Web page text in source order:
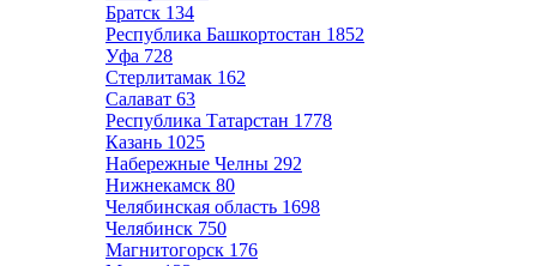
Братск 134
Республика Башкортостан 1852
Уфа 728
Стерлитамак 162
Салават 63
Республика Татарстан 1778
Казань 1025
Набережные Челны 292
Нижнекамск 80
Челябинская область 1698
Челябинск 750
Магнитогорск 176